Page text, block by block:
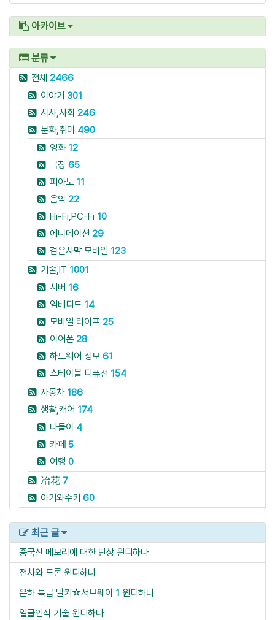
아카이브
분류
전체 2466
이야기 301
시사,사회 246
문화,취미 490
영화 12
극장65
피아노 11
음악22
Hi-Fi,PC-Fi 10
에니메이션 29
검은사막 모바일 123
기술,IT 1001
서버 16
임베디드 14
모바일 라이프 25
이어폰 28
하드웨어 정보 61
스테이블 디퓨전 154
자동차 186
생활,캐어 174
나들이 4
카페 5
여행 0
冶花 7
아기와수키 60
최근 글
중국산 메모리에 대한 단상 윈디하나
전차와 드론 윈디하나
은하 특급 밀키☆서브웨이 1 윈디하나
얼굴인식 기술 윈디하나